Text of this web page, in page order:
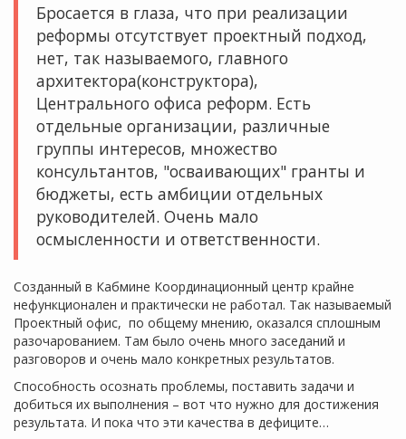
Бросается в глаза, что при реализации
реформы отсутствует проектный подход,
нет, так называемого, главного
архитектора(конструктора),
Центрального офиса реформ. Есть
отдельные организации, различные
группы интересов, множество
консультантов, "осваивающих" гранты и
бюджеты, есть амбиции отдельных
руководителей. Очень мало
осмысленности и ответственности.
Созданный в Кабмине Координационный центр крайне
нефункционален и практически не работал. Так называемый
Проектный офис, по общему мнению, оказался сплошным
разочарованием. Там было очень много заседаний и
разговоров и очень мало конкретных результатов.
Способность осознать проблемы, поставить задачи и
добиться их выполнения – вот что нужно для достижения
результата. И пока что эти качества в дефиците…